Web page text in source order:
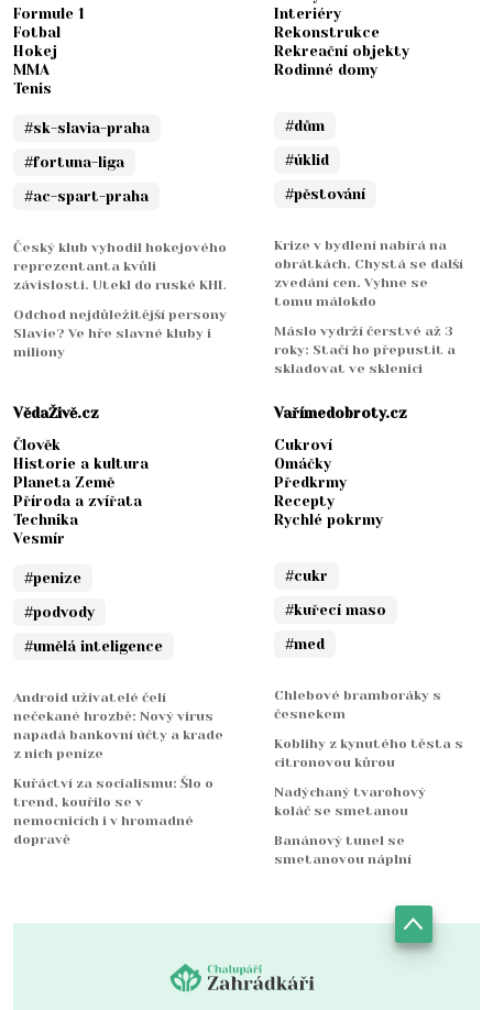
Formule 1
Fotbal
Hokej
MMA
Tenis
#sk-slavia-praha
#fortuna-liga
#ac-spart-praha
Český klub vyhodil hokejového
reprezentanta kvůli
závislosti. Utekl do ruské KHL
Odchod nejdůležitější persony
Slavie? Ve hře slavné kluby i
miliony
Interiéry
Rekonstrukce
Rekreační objekty
Rodinné domy
#dům
#úklid
#pěstování
Krize v bydlení nabírá na
obrátkách. Chystá se další
zvedání cen. Vyhne se
tomu málokdo
Máslo vydrží čerstvé až 3
roky: Stačí ho přepustit a
skladovat ve sklenici
VědaŽivě.cz
Člověk
Historie a kultura
Planeta Země
Příroda a zvířata
Technika
Vesmír
#penize
#podvody
#umělá inteligence
Android uživatelé čelí
nečekané hrozbě: Nový virus
napadá bankovní účty a krade
z nich peníze
Kuřáctví za socialismu: Šlo o
trend, kouřilo se v
nemocnicích i v hromadné
dopravě
Vařímedobroty.cz
Cukroví
Omáčky
Předkrmy
Recepty
Rychlé pokrmy
#cukr
#kuřecí maso
#med
Chlebové bramboráky s
česnekem
Koblihy z kynutého těsta s
citronovou kůrou
Nadýchaný tvarohový
koláč se smetanou
Banánový tunel se
smetanovou náplní